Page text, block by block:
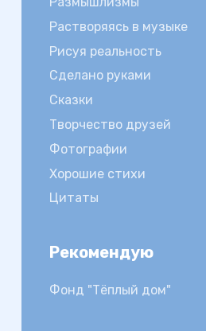
Растворяясь в музыке
Рисуя реальность
Сделано руками
Сказки
Творчество друзей
Фотографии
Хорошие стихи
Цитаты
Рекомендую
Фонд "Тёплый дом"